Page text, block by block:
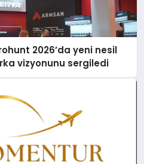
2026’da yeni nesil
vizyonunu sergiledi